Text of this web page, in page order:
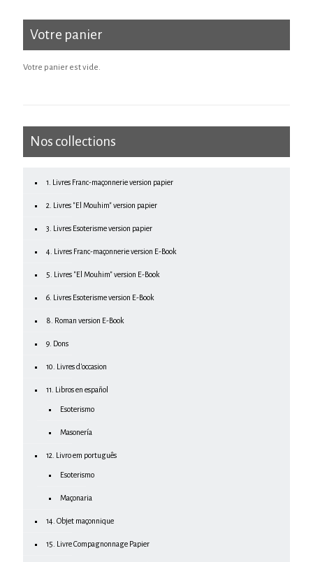
Votre panier
Votre panier est vide.
Nos collections
1. Livres Franc-maçonnerie version papier
2. Livres "El Mouhim" version papier
3. Livres Esoterisme version papier
4. Livres Franc-maçonnerie version E-Book
5. Livres "El Mouhim" version E-Book
6. Livres Esoterisme version E-Book
8. Roman version E-Book
9. Dons
10. Livres d'occasion
11. Libros en español
Esoterismo
Masonería
12. Livro em português
Esoterismo
Maçonaria
14. Objet maçonnique
15. Livre Compagnonnage Papier